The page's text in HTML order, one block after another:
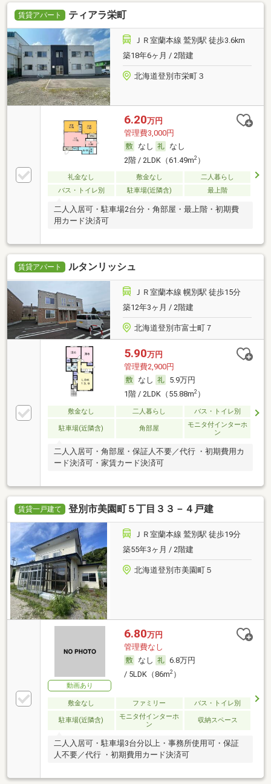
賃貸アパート ティアラ栄町
ＪＲ室蘭本線 鷲別駅 徒歩3.6km
築18年6ヶ月 / 2階建
北海道登別市栄町３
6.20万円
管理費3,000円
なし
なし
2階 / 2LDK（61.49m2）
礼金なし 敷金なし
二人暮らし
バス・トイレ別
駐車場(近隣含) 最上階
二人入居可・駐車場2台分・角部屋・最上階・初期費
用カード決済可
賃貸アパート ルタンリッシュ
ＪＲ室蘭本線 幌別駅 徒歩15分
築12年3ヶ月 / 2階建
北海道登別市富士町７
5.90万円
管理費2,900円
なし
5.9万円
1階 / 2LDK（55.88m2）
敷金なし 二人暮らし バス・トイレ別
駐車場(近隣含) 角部屋
モニタ付インターホ
ン
二人入居可・角部屋・保証人不要／代行 ・初期費用カ
ード決済可・家賃カード決済可
賃貸一戸建て 登別市美園町５丁目３３－４戸建
ＪＲ室蘭本線 鷲別駅 徒歩19分
築55年3ヶ月 / 2階建
北海道登別市美園町５
動画あり
6.80万円
管理費なし
なし
6.8万円
/ 5LDK（86m2）
敷金なし ファミリー バス・トイレ別
駐車場(近隣含)
モニタ付インターホ
ン
収納スペース
二人入居可・駐車場3台分以上・事務所使用可・保証
人不要／代行 ・初期費用カード決済可